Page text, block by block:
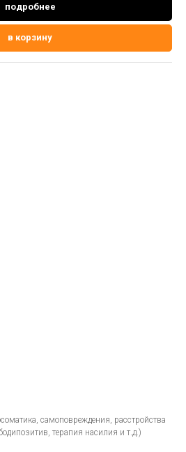
подробнее
в корзину
самоповреждения, расстройства
терапия насилия и т.д.)